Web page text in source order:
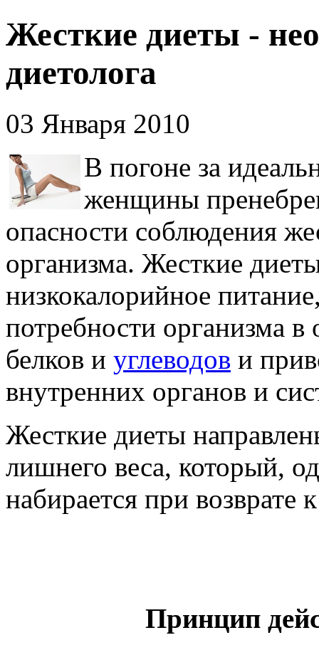
Жесткие диеты -
диетолога
03 Января 2010
В погоне за
женщины
опасности соблюдения
организма. Жесткие
низкокалорийное
потребности организма
белков и углеводов и
внутренних органов и
Жесткие диеты
лишнего веса, который,
набирается при
Принцип